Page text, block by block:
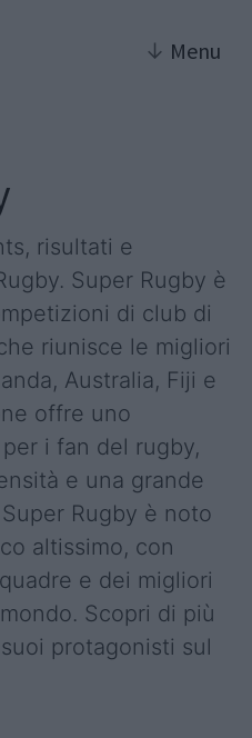
↓ Menu
risultati e
Super Rugby è
di club di
riunisce le migliori
Australia, Fiji e
offre uno
i fan del rugby,
e una grande
Rugby è noto
altissimo, con
e dei migliori
Scopri di più
protagonisti sul